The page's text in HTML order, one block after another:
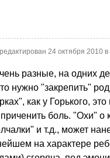
24 октября 2010
разные, на одних
нужно "закрепить"
как у Горького,
боль. "Охи" о
и т.д., может
на характере